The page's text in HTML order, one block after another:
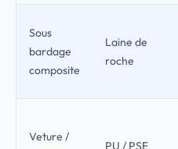
Sous
bardage
composite
Laine de
roche
Veture /
PU / PSE